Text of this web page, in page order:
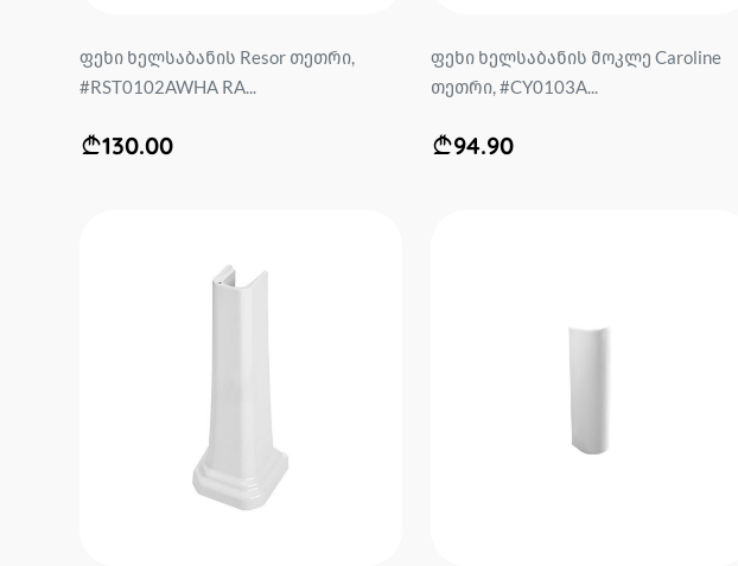
ფეხი ხელსაბანის Resor თეთრი,
#RST0102AWHA RA...
130.00
ფეხი ხელსაბანის მოკლე Caroline
თეთრი, #CY0103A...
94.90